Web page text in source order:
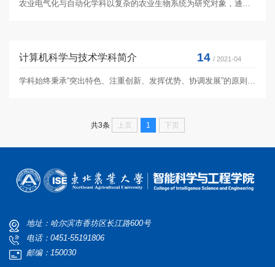
计算机科学与技术学科简介 14 / 2021-04
共3条 上页 1 下页
地址：哈尔滨市香坊区长江路600号
电话：0451-55191806
邮编：150030